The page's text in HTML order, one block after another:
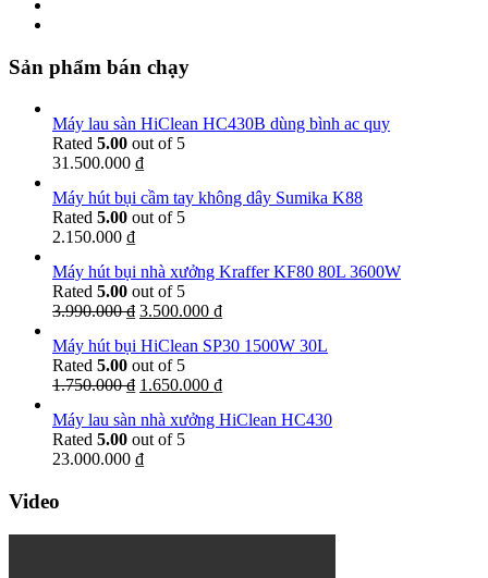
Sản phẩm bán chạy
Máy lau sàn HiClean HC430B dùng bình ac quy
Rated 5.00 out of 5
31.500.000 ₫
Máy hút bụi cầm tay không dây Sumika K88
Rated 5.00 out of 5
2.150.000 ₫
Máy hút bụi nhà xưởng Kraffer KF80 80L 3600W
Rated 5.00 out of 5
3.990.000₫ 3.500.000 ₫
Máy hút bụi HiClean SP30 1500W 30L
Rated 5.00 out of 5
1.750.000₫ 1.650.000 ₫
Máy lau sàn nhà xưởng HiClean HC430
Rated 5.00 out of 5
23.000.000 ₫
Video